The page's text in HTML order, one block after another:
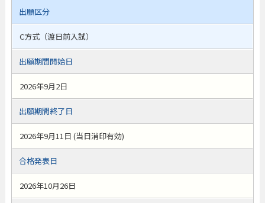
出願区分
C方式（渡日前入試）
出願期間開始日
2026年9月2日
出願期間終了日
2026年9月11日 (当日消印有効)
合格発表日
2026年10月26日